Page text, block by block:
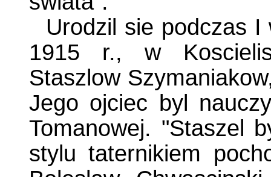
Urodzil sie podczas
1915 r., w
Staszlow
Jego ojciec byl
Tomanowej. "Staszel
stylu taternikiem